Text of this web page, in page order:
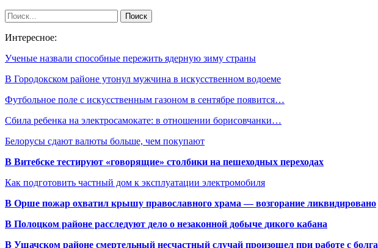
Интересное:
Ученые назвали способные пережить ядерную зиму страны
В Городокском районе утонул мужчина в искусственном водоеме
Футбольное поле с искусственным газоном в сентябре появится…
Сбила ребенка на электросамокате: в отношении борисовчанки…
Белорусы сдают валюты больше, чем покупают
В Витебске тестируют «говорящие» столбики на пешеходных переходах
Как подготовить частный дом к эксплуатации электромобиля
В Орше пожар охватил крышу православного храма — возгорание ликвидировано
В Полоцком районе расследуют дело о незаконной добыче дикого кабана
В Ушачском районе смертельный несчастный случай произошел при работе с